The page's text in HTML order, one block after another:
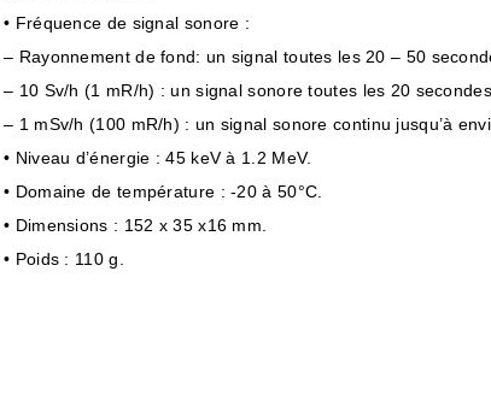
• Fréquence de signal sonore :
– Rayonnement de fond: un signal toutes les 20 – 50
– 10 Sv/h (1 mR/h) : un signal sonore toutes les 20 secondes.
– 1 mSv/h (100 mR/h) : un signal sonore continu jusqu’à
• Niveau d’énergie : 45 keV à 1.2 MeV.
• Domaine de température : -20 à 50°C.
• Dimensions : 152 x 35 x16 mm.
• Poids : 110 g.